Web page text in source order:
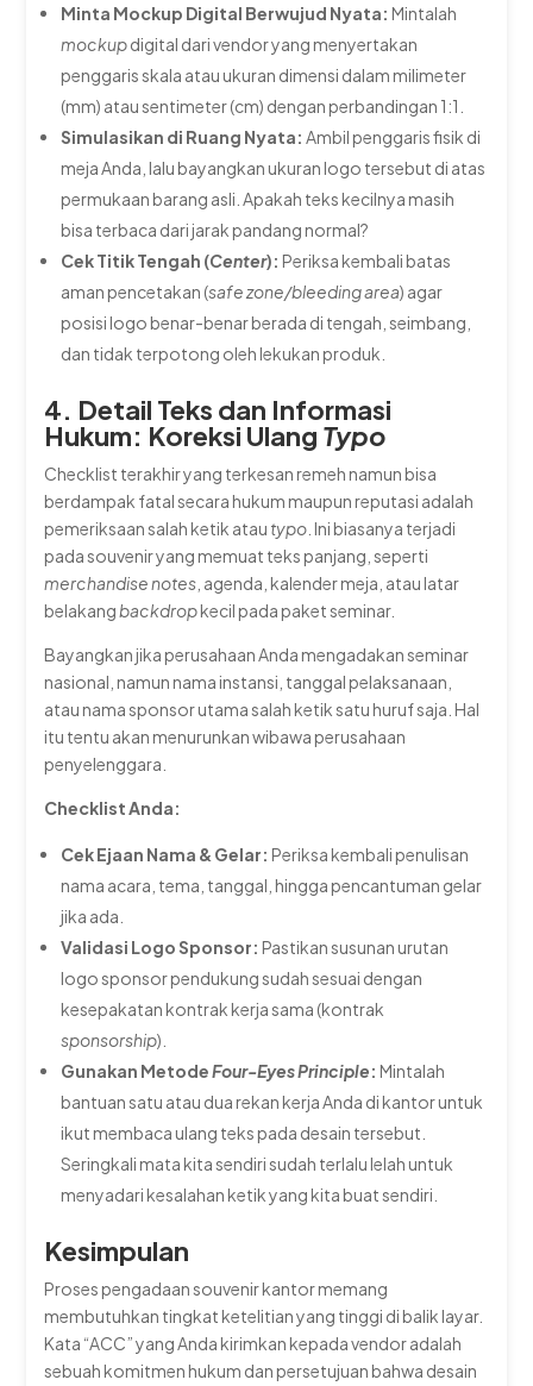
Minta Mockup Digital Berwujud Nyata: Mintalah
mockupdigital dari vendor yang menyertakan
penggaris skala atau ukuran dimensi dalam milimeter
(mm) atau sentimeter (cm) dengan perbandingan 1:1.
Simulasikan di Ruang Nyata: Ambil penggaris fisik di
meja Anda, lalu bayangkan ukuran logo tersebut di atas
permukaan barang asli. Apakah teks kecilnya masih
bisa terbaca dari jarak pandang normal?
Cek Titik Tengah (Center): Periksa kembali batas
aman pencetakan (safe zone/bleeding area) agar
posisi logo benar-benar berada di tengah, seimbang,
dan tidak terpotong oleh lekukan produk.
4. Detail Teks dan Informasi
Hukum: Koreksi Ulang Typo
Checklist terakhir yang terkesan remeh namun bisa
berdampak fatal secara hukum maupun reputasi adalah
pemeriksaan salah ketik atau typo . Ini biasanya terjadi
pada souvenir yang memuat teks panjang, seperti
merchandise notes , agenda, kalender meja, atau latar
belakangbackdropkecil pada paket seminar.
Bayangkan jika perusahaan Anda mengadakan seminar
nasional, namun nama instansi, tanggal pelaksanaan,
atau nama sponsor utama salah ketik satu huruf saja. Hal
itu tentu akan menurunkan wibawa perusahaan
penyelenggara.
Checklist Anda:
Cek Ejaan Nama & Gelar: Periksa kembali penulisan
nama acara, tema, tanggal, hingga pencantuman gelar
jika ada.
Validasi Logo Sponsor: Pastikan susunan urutan
logo sponsor pendukung sudah sesuai dengan
kesepakatan kontrak kerja sama (kontrak
sponsorship).
Gunakan MetodeFour-Eyes Principle: Mintalah
bantuan satu atau dua rekan kerja Anda di kantor untuk
ikut membaca ulang teks pada desain tersebut.
Seringkali mata kita sendiri sudah terlalu lelah untuk
menyadari kesalahan ketik yang kita buat sendiri.
Kesimpulan
Proses pengadaan souvenir kantor memang
membutuhkan tingkat ketelitian yang tinggi di balik layar.
Kata “ACC” yang Anda kirimkan kepada vendor adalah
sebuah komitmen hukum dan persetujuan bahwa desain